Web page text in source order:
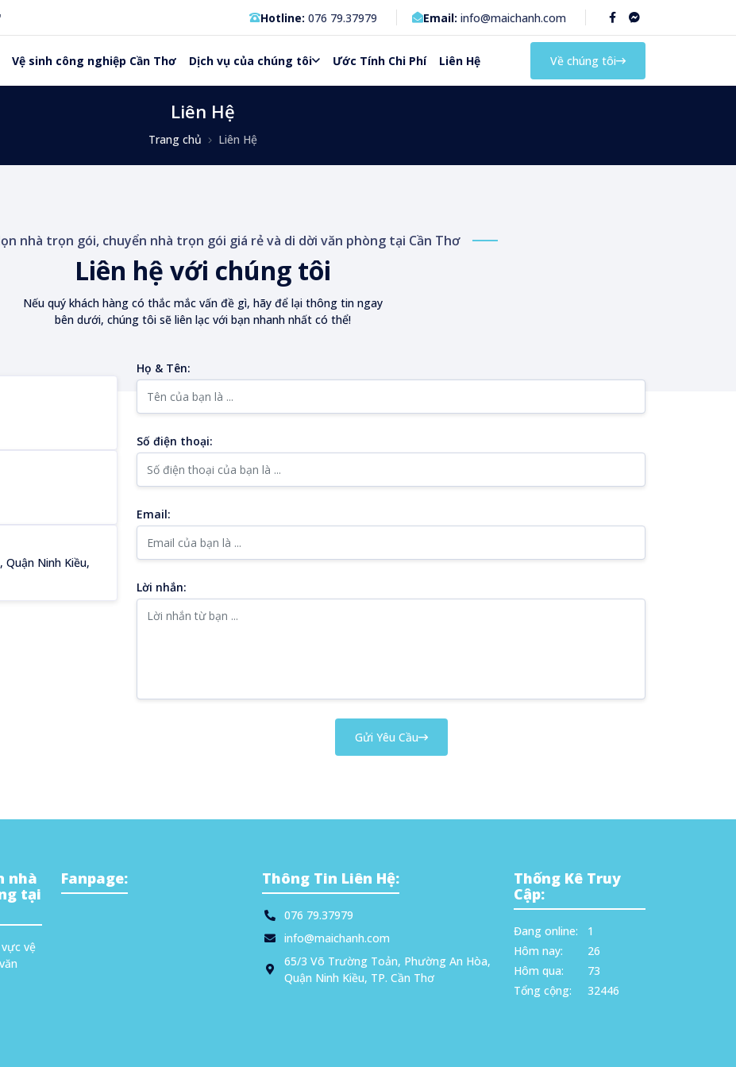
Hotline: 076 79.37979 Email: info@maichanh.com
Vệ sinh công nghiệp Cần Thơ Dịch vụ của chúng tôi Ước Tính Chi Phí Liên Hệ Về chúng tôi
Liên Hệ
Trang chủ Liên Hệ
nhà trọn gói, chuyển nhà trọn gói giá rẻ và di dời văn phòng tại Cần Thơ
Liên hệ với chúng tôi
Nếu quý khách hàng có thắc mắc vấn đề gì, hãy để lại thông tin ngay
bên dưới, chúng tôi sẽ liên lạc với bạn nhanh nhất có thể!
Ninh Kiều,
Họ & Tên:
Số điện thoại:
Email:
Lời nhắn:
Gửi Yêu Cầu
nhà
tại
vệ
Fanpage: Thông Tin Liên Hệ:
076 79.37979
info@maichanh.com
65/3 Võ Trường Toản, Phường An Hòa,
Quận Ninh Kiều, TP. Cần Thơ
Thống Kê Truy
Cập:
Đang online:
1
Hôm nay:
26
Hôm qua:
73
Tổng cộng:
32446